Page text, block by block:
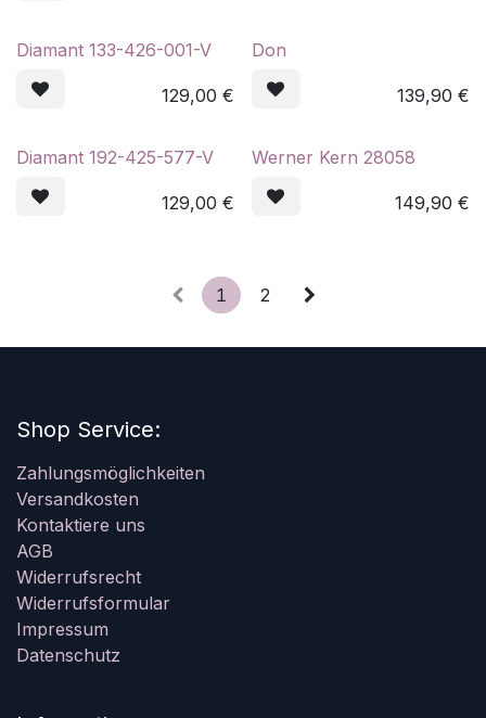
Diamant 133-426-001-V
129,00 €
Don
139,90 €
Diamant 192-425-577-V
129,00 €
Werner Kern 28058
149,90 €
1 2
Shop Service:
Zahlungsmöglichkeiten
Versandkosten
Kontaktiere uns
AGB
Widerrufsrecht
Widerrufsformular
Impressum
Datenschutz